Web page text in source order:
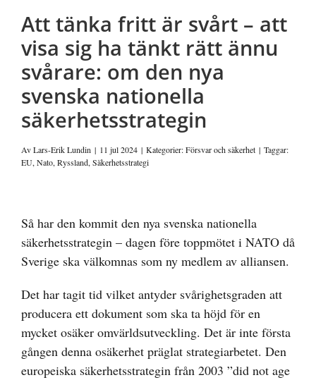
Att tänka fritt är svårt – att
visa sig ha tänkt rätt ännu
svårare: om den nya
svenska nationella
säkerhetsstrategin
AvLars-Erik Lundin | 11 jul 2024 | Kategorier:Försvar och säkerhet | Taggar:
EU,Nato,Ryssland,Säkerhetsstrategi
större
bild
Så har den kommit den nya svenska nationella
säkerhetsstrategin – dagen före toppmötet i NATO då
Sverige ska välkomnas som ny medlem av alliansen.
Det har tagit tid vilket antyder svårighetsgraden att
producera ett dokument som ska ta höjd för en
mycket osäker omvärldsutveckling. Det är inte första
gången denna osäkerhet präglat strategiarbetet. Den
europeiska säkerhetsstrategin från 2003 ”did not age